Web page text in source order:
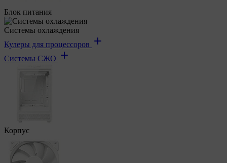
Блок питания
Системы охлаждения
Кулеры для процессоров
Системы СЖО
Корпус